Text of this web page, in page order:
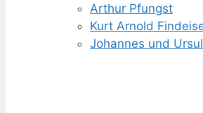
Arthur Pfungst
Kurt Arnold
Johannes und